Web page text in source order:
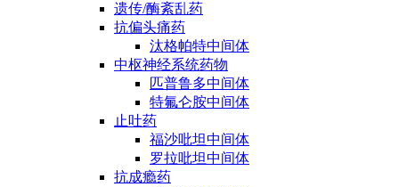
遗传/酶紊乱药
抗偏头痛药
汰格帕特中间体
中枢神经系统药物
匹普鲁多中间体
特氟仑胺中间体
止吐药
福沙吡坦中间体
罗拉吡坦中间体
抗成瘾药